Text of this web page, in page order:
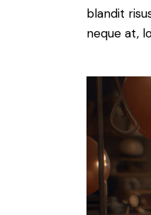
blandit
neque at,